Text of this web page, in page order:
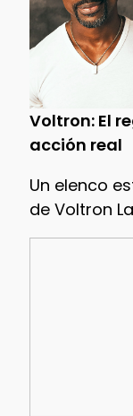
Voltron: El
acción real
Un elenco
de Voltron